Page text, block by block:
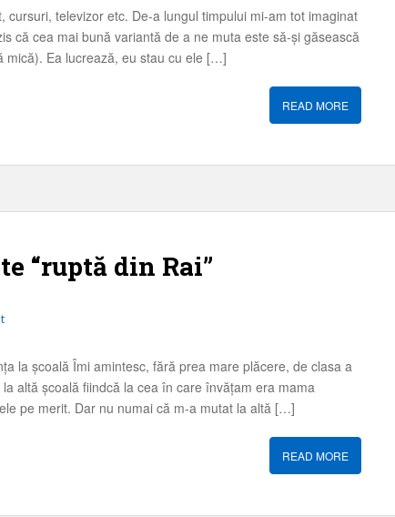
cursuri, televizor etc. De-a lungul timpului mi-am tot imaginat
că cea mai bună variantă de a ne muta este să-și găsească
mică). Ea lucrează, eu stau cu ele […]
READ MORE
“ruptă din Rai”
la școală Îmi amintesc, fără prea mare plăcere, de clasa a
altă școală fiindcă la cea în care învățam era mama
pe merit. Dar nu numai că m-a mutat la altă […]
READ MORE